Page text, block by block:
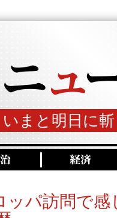
いまと明日に
ッパ訪問で感